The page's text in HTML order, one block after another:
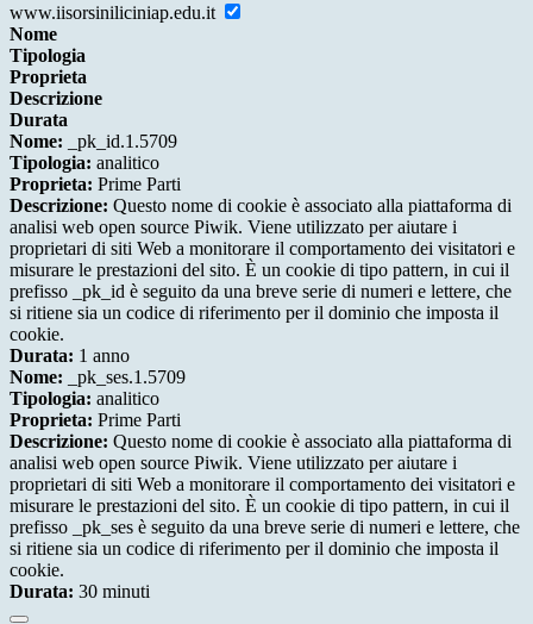
www.iisorsiniliciniap.edu.it
Nome
Tipologia
Proprieta
Descrizione
Durata
Nome: _pk_id.1.5709
Tipologia: analitico
Proprieta: Prime Parti
Descrizione: Questo nome di cookie è associato alla piattaforma di
analisi web open source Piwik. Viene utilizzato per aiutare i
proprietari di siti Web a monitorare il comportamento dei visitatori e
misurare le prestazioni del sito. È un cookie di tipo pattern, in cui il
prefisso _pk_id è seguito da una breve serie di numeri e lettere, che
si ritiene sia un codice di riferimento per il dominio che imposta il
cookie.
Durata: 1 anno
Nome: _pk_ses.1.5709
Tipologia: analitico
Proprieta: Prime Parti
Descrizione: Questo nome di cookie è associato alla piattaforma di
analisi web open source Piwik. Viene utilizzato per aiutare i
proprietari di siti Web a monitorare il comportamento dei visitatori e
misurare le prestazioni del sito. È un cookie di tipo pattern, in cui il
prefisso _pk_ses è seguito da una breve serie di numeri e lettere, che
si ritiene sia un codice di riferimento per il dominio che imposta il
cookie.
Durata: 30 minuti